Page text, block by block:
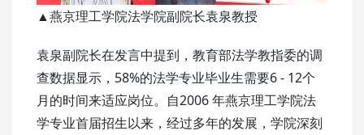
▲燕京理工学院法学院副院长袁泉教授
袁泉副院长在发言中提到，教育部法学教指委的调
查数据显示，58%的法学专业毕业生需要6 - 12个
月的时间来适应岗位。自2006 年燕京理工学院法
学专业首届招生以来，经过多年的发展，学院深刻